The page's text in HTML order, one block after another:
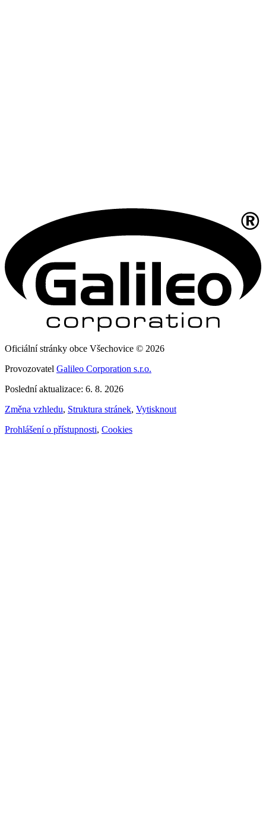
Oficiální stránky obce Všechovice © 2026
Provozovatel Galileo Corporation s.r.o.
Poslední aktualizace: 6. 8. 2026
Změna vzhledu, Struktura stránek, Vytisknout
Prohlášení o přístupnosti, Cookies